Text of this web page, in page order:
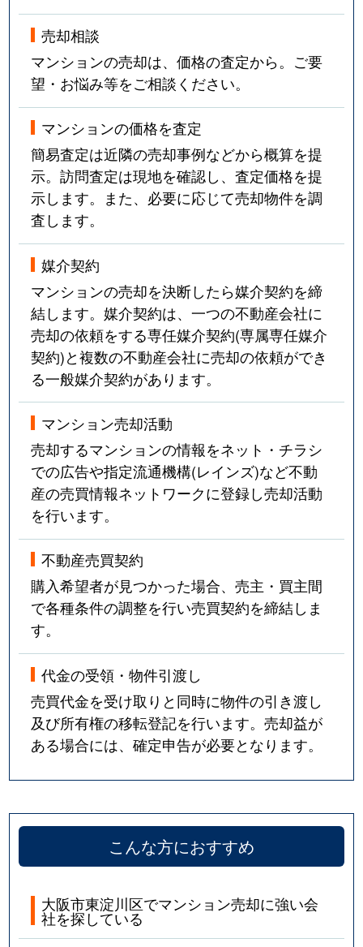
売却相談
マンションの売却は、価格の査定から。ご要
望・お悩み等をご相談ください。
マンションの価格を査定
簡易査定は近隣の売却事例などから概算を提
示。訪問査定は現地を確認し、査定価格を提
示します。また、必要に応じて売却物件を調
査します。
媒介契約
マンションの売却を決断したら媒介契約を締
結します。媒介契約は、一つの不動産会社に
売却の依頼をする専任媒介契約(専属専任媒介
契約)と複数の不動産会社に売却の依頼ができ
る一般媒介契約があります。
マンション売却活動
売却するマンションの情報をネット・チラシ
での広告や指定流通機構(レインズ)など不動
産の売買情報ネットワークに登録し売却活動
を行います。
不動産売買契約
購入希望者が見つかった場合、売主・買主間
で各種条件の調整を行い売買契約を締結しま
す。
代金の受領・物件引渡し
売買代金を受け取りと同時に物件の引き渡し
及び所有権の移転登記を行います。売却益が
ある場合には、確定申告が必要となります。
こんな方におすすめ
大阪市東淀川区でマンション売却に強い会
社を探している